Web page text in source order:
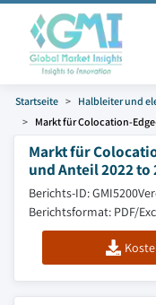
Startseite Halbleiter und
Markt für Colocation-
Markt für
und Anteil 2022 to
Berichts-ID: GMI5200
Berichtsformat: PDF/